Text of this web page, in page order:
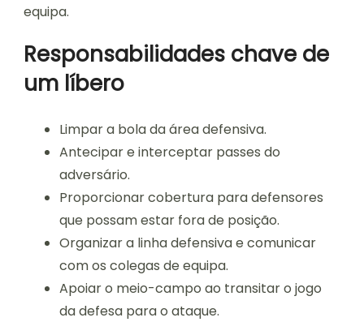
equipa.
Responsabilidades chave de
um líbero
Limpar a bola da área defensiva.
Antecipar e interceptar passes do
adversário.
Proporcionar cobertura para defensores
que possam estar fora de posição.
Organizar a linha defensiva e comunicar
com os colegas de equipa.
Apoiar o meio-campo ao transitar o jogo
da defesa para o ataque.